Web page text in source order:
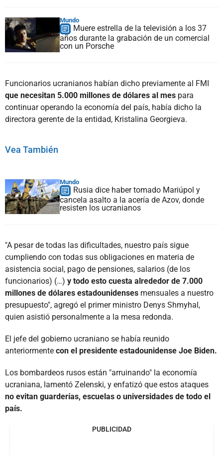
Mundo
Muere estrella de la televisión a los 37
años durante la grabación de un comercial
con un Porsche
Funcionarios ucranianos habían dicho previamente al FMI
que necesitan 5.000 millones de dólares al mes para
continuar operando la economía del país, había dicho la
directora gerente de la entidad, Kristalina Georgieva.
Vea También
Mundo
Rusia dice haber tomado Mariúpol y
cancela asalto a la acería de Azov, donde
resisten los ucranianos
"A pesar de todas las dificultades, nuestro país sigue
cumpliendo con todas sus obligaciones en materia de
asistencia social, pago de pensiones, salarios (de los
funcionarios) (…) y todo esto cuesta alrededor de 7.000
millones de dólares estadounidenses mensuales a nuestro
presupuesto", agregó el primer ministro Denys Shmyhal,
quien asistió personalmente a la mesa redonda.
El jefe del gobierno ucraniano se había reunido
anteriormente con el presidente estadounidense Joe Biden.
Los bombardeos rusos están "arruinando" la economía
ucraniana, lamentó Zelenski, y enfatizó que estos ataques
no evitan guarderías, escuelas o universidades de todo el
país.
PUBLICIDAD